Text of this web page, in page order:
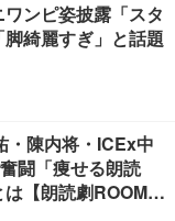
ンピ姿披露「スタ
綺麗すぎ」と話題
・陳内将・ICEx中
闘「痩せる朗読
【朗読劇ROOM2